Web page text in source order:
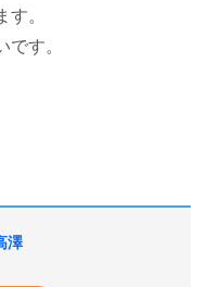
。
す。
澤